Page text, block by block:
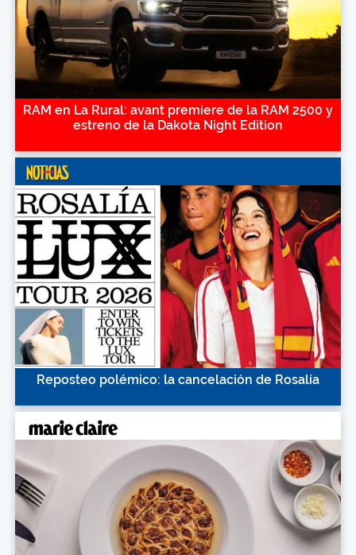
RAM en La Rural: avant premiere de la RAM 2500 y
estreno de la Dakota Night Edition
Reposteo polémico: la cancelación de Rosalía